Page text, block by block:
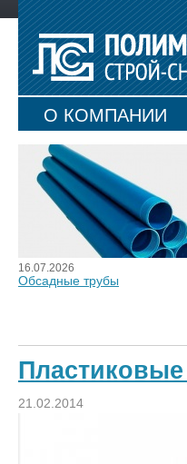
О КОМПАНИИ
КАРТА САЙТА
16.07.2026
Обсадные трубы
21.02.2014